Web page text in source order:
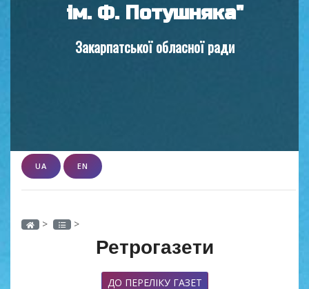
ім. Ф. Потушняка"
Закарпатської обласної ради
UA EN
> >
Ретрогазети
ДО ПЕРЕЛІКУ ГАЗЕТ